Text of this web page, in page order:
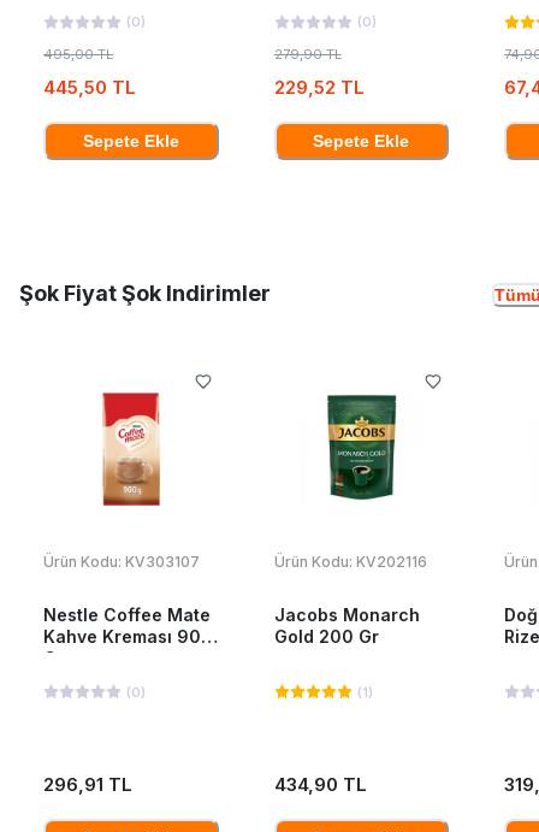
(0)
495,00 TL
445,50 TL
Sepete Ekle
(0)
279,90 TL
229,52 TL
Sepete Ekle
Şok Fiyat Şok Indirimler
Ürün Kodu: KV303107
Nestle Coffee Mate
Kahve Kreması 900
Gr
(0)
296,91 TL
Ürün Kodu: KV202116
Jacobs Monarch
Gold 200 Gr
(1)
434,90 TL